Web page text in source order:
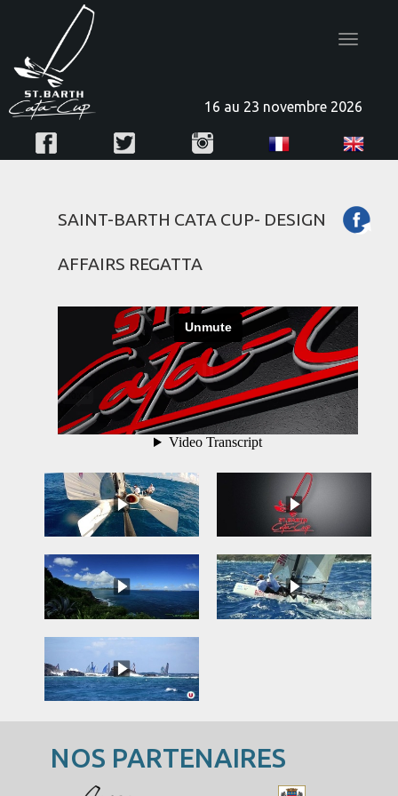
Toggle
16 au 23 novembre 2026
SAINT-BARTH CATA CUP- DESIGN
AFFAIRS REGATTA
NOS PARTENAIRES